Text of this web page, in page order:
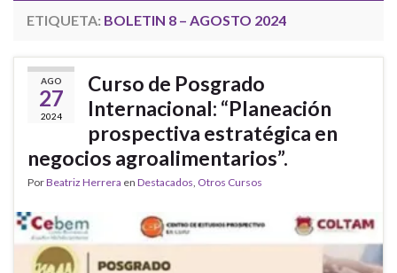
ETIQUETA: BOLETIN 8 – AGOSTO 2024
AGO
27
2024
Curso de Posgrado
Internacional: “Planeación
prospectiva estratégica en
negocios agroalimentarios”.
PorBeatriz Herrera en Destacados, Otros Cursos